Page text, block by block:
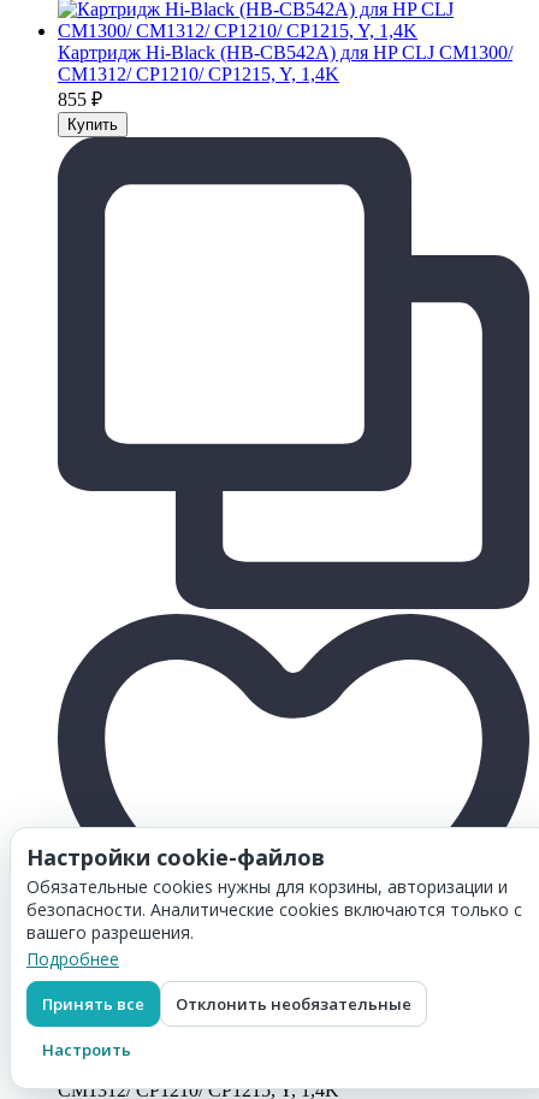
Картридж Hi-Black (HB-CB542A) для HP CLJ CM1300/
CM1312/ CP1210/ CP1215, Y, 1,4K
855 ₽
Товар добавлен в
CM1312/ CP1210/ CP1215, Y, 1,4K
Настройки cookie-файлов
Обязательные cookies нужны для корзины, авторизации и
безопасности. Аналитические cookies включаются только с
вашего разрешения.
Подробнее
Принять все Отклонить необязательные
Настроить